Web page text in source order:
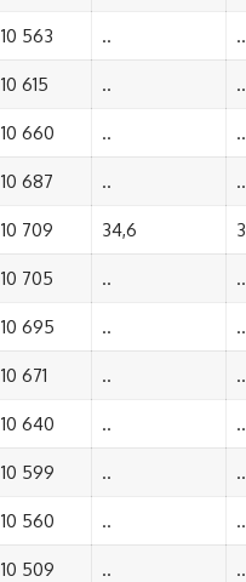
10 563 .. ..
10 615 .. ..
10 660 .. ..
10 687 .. ..
10 709 34,6
10 705 .. ..
10 695 .. ..
10 671 .. ..
10 640 .. ..
10 599 .. ..
10 560 .. ..
10 509 .. ..